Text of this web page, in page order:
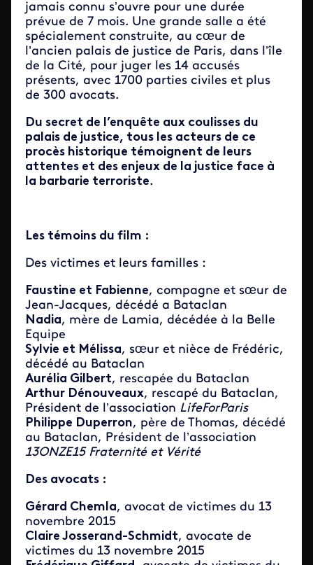
jamais connu s’ouvre pour une durée
prévue de 7 mois. Une grande salle a été
spécialement construite, au cœur de
l’ancien palais de justice de Paris, dans l’île
de la Cité, pour juger les 14 accusés
présents, avec 1700 parties civiles et plus
de 300 avocats.
Du secret de l’enquête aux coulisses du
palais de justice, tous les acteurs de ce
procès historique témoignent de leurs
attentes et des enjeux de la justice face à
la barbarie terroriste.
Les témoins du film :
Des victimes et leurs familles :
Faustine et Fabienne, compagne et sœur de
Jean-Jacques, décédé a Bataclan
Nadia, mère de Lamia, décédée à la Belle
Equipe
Sylvie et Mélissa, sœur et nièce de Frédéric,
décédé au Bataclan
Aurélia Gilbert, rescapée du Bataclan
Arthur Dénouveaux, rescapé du Bataclan,
Président de l’association LifeForParis
Philippe Duperron, père de Thomas, décédé
au Bataclan, Président de l’association
13ONZE15 Fraternité et Vérité
Des avocats :
Gérard Chemla, avocat de victimes du 13
novembre 2015
Claire Josserand-Schmidt, avocate de
victimes du 13 novembre 2015